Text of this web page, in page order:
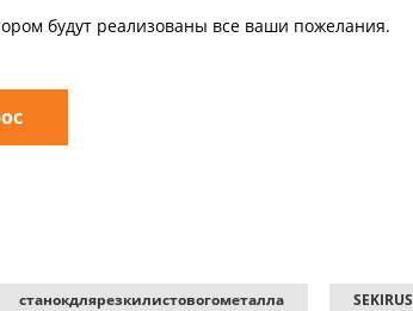
будут реализованы все ваши пожелания.
станокдлярезкилистовогометалла SEKIRUS